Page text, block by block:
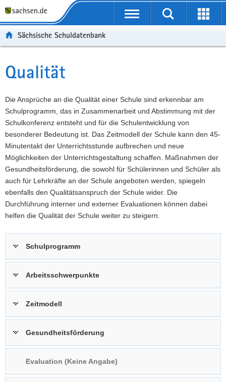
t
ü
e
r
g
r
e
i
f
e
n
d
e
i
g
o
n
r
l
a
v
i
g
a
t
i
o
n
a
t
n
h
a
l
t
W
t
r
e
I
n
f
o
r
m
a
t
i
r
i
c
e
Portalübergreifende
Suche
Sächsische Schuldatenbank
Hauptinhalt
Qualität
Die Ansprüche an die Qualität einer Schule sind erkennbar am
Schulprogramm, das in Zusammenarbeit und Abstimmung mit der
Schulkonferenz entsteht und für die Schulentwicklung von
besonderer Bedeutung ist. Das Zeitmodell der Schule kann den 45-
Minutentakt der Unterrichtsstunde aufbrechen und neue
Möglichkeiten der Unterrichtsgestaltung schaffen. Maßnahmen der
Gesundheitsförderung, die sowohl für Schülerinnen und Schüler als
auch für Lehrkräfte an der Schule angeboten werden, spiegeln
ebenfalls den Qualitätsanspruch der Schule wider. Die
Durchführung interner und externer Evaluationen können dabei
helfen die Qualität der Schule weiter zu steigern.
Schulprogramm
Arbeitsschwerpunkte
Zeitmodell
Gesundheitsförderung
Evaluation (Keine Angabe)